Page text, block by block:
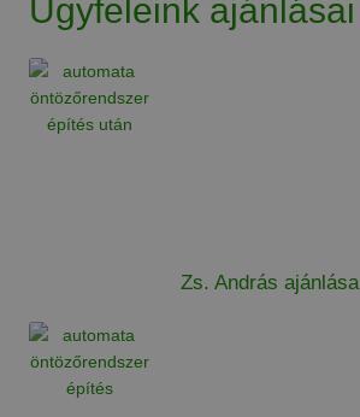
Ügyfeleink ajánlásai
Zs. András ajánlása